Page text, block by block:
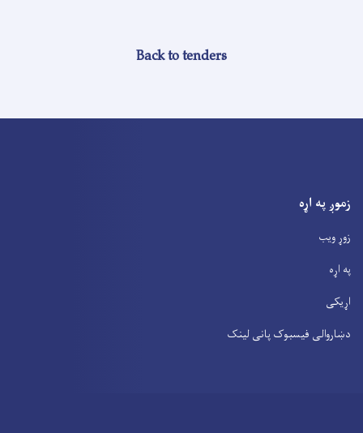
Back to tenders
زموږ په اړه
زوړ ویب
په اړه
اړیکی
دښاروالی فیسبوک پانی لینک